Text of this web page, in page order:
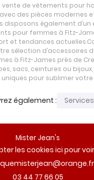
vente de vêtements pour
avec des pièces modernes
disposons également d’un
pour femmes à Fitz-
et tendances
sélection d’accessoires
à Fitz-James près de
sacs, ceintures ou
pour sublimer votre
également : Services
Mister Jean's
les cookies ici pour
03 44 77 66 05